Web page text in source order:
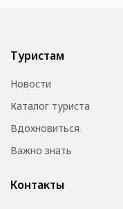
Туристам
Новости
Каталог туриста
Вдохновиться
Важно знать
Контакты